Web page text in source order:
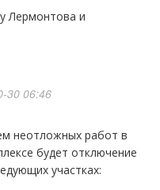
Лермонтова и
30 06:46
неотложных работ в
будет отключение
участках: